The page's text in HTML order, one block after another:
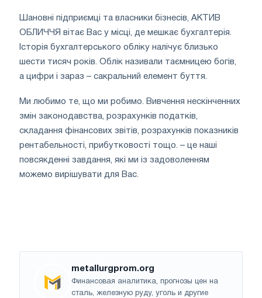
Шановні підприємці та власники бізнесів, АКТИВ
ОБЛИЧЧЯ вітає Вас у місці, де мешкає бухгалтерія.
Історія бухгалтерського обліку налічує близько
шести тисяч років. Облік називали таємницею богів,
а цифри і зараз – сакральний елемент буття.
Ми любимо те, що ми робимо. Вивчення нескінченних
змін законодавства, розрахунків податків,
складання фінансових звітів, розрахунків показників
рентабельності, прибутковості тощо. – це наші
повсякденні завдання, які ми із задоволенням
можемо вирішувати для Вас.
metallurgprom.org
Финансовая аналитика, прогнозы цен на
сталь, железную руду, уголь и другие